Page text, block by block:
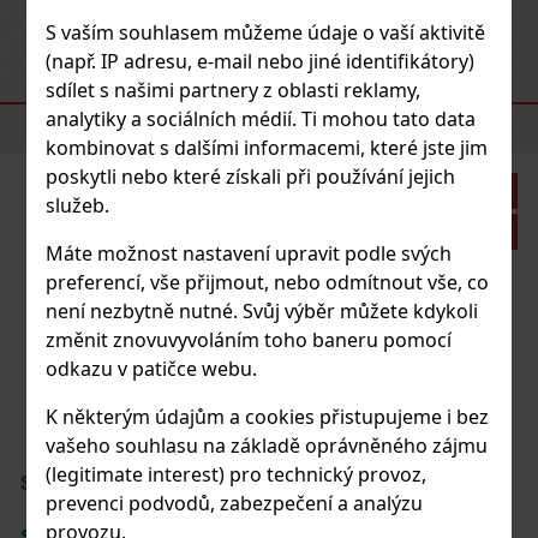
S vaším souhlasem můžeme údaje o vaší aktivitě
(např. IP adresu, e-mail nebo jiné identifikátory)
sdílet s našimi partnery z oblasti reklamy,
analytiky a sociálních médií. Ti mohou tato data
kombinovat s dalšími informacemi, které jste jim
poskytli nebo které získali při používání jejich
služeb.
Máte možnost nastavení upravit podle svých
preferencí, vše přijmout, nebo odmítnout vše, co
není nezbytně nutné. Svůj výběr můžete kdykoli
změnit znovuvyvoláním toho baneru pomocí
odkazu v patičce webu.
K některým údajům a cookies přistupujeme i bez
vašeho souhlasu na základě oprávněného zájmu
(legitimate interest) pro technický provoz,
prevenci podvodů, zabezpečení a analýzu
provozu.
Zino Humidor SM graphic leaf red
SKLADEM(5 ks)
5 723Kč bez DPH
Do košíku
PreviousNext
DOPORUČENÉ PRODUKTY
Sleva: 21%
Serbetli Toastet Berri 50g